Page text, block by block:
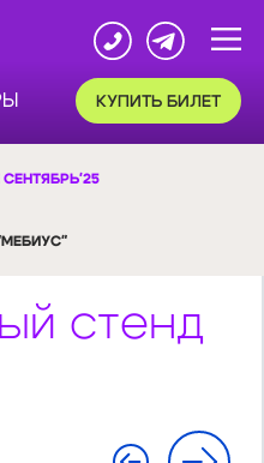
КУПИТЬ БИЛЕТ
СЕНТЯБРЬ'25
стенд